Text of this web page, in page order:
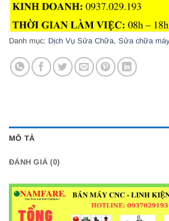
Danh mục: Dịch Vụ Sửa Chữa, Sửa chữa
MÔ TẢ
ĐÁNH GIÁ (0)